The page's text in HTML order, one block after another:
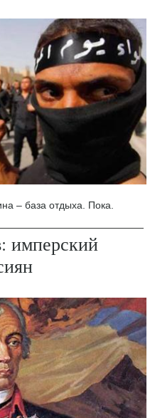
– база отдыха. Пока.
имперский